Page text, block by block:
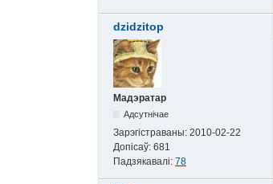
dzidzitop
Мадэратар
Адсутнічае
Зарэгістраваны: 2010-02-22
Допісаў: 681
Падзякавалі: 78